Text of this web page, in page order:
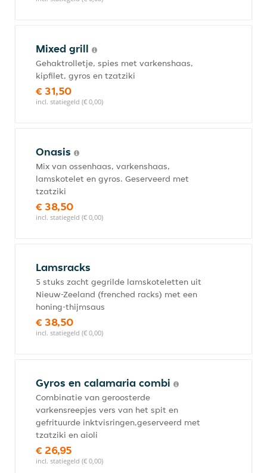
Mixed grill
Gehaktrolletje, spies met varkenshaas,
kipfilet, gyros en tzatziki
€ 31,50
incl. statiegeld (€ 0,00)
Onasis
Mix van ossenhaas, varkenshaas,
lamskotelet en gyros. Geserveerd met
tzatziki
€ 38,50
incl. statiegeld (€ 0,00)
Lamsracks
5 stuks zacht gegrilde lamskoteletten uit
Nieuw-Zeeland (frenched racks) met een
honing-thijmsaus
€ 38,50
incl. statiegeld (€ 0,00)
Gyros en calamaria combi
Combinatie van geroosterde
varkensreepjes vers van het spit en
gefrituurde inktvisringen,geserveerd met
tzatziki en aioli
€ 26,95
incl. statiegeld (€ 0,00)